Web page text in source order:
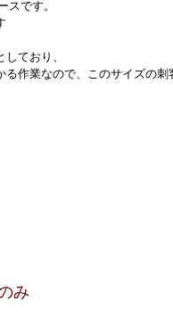
スです。
ており、
作業なので、このサイズの
み